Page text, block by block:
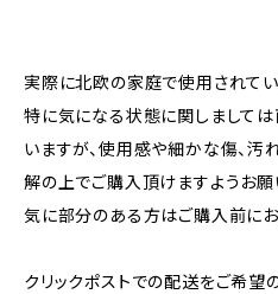
実際に北欧の家庭で使用されて
特に気になる状態に関しまして
いますが、使用感や細かな傷、汚
解の上でご購入頂けますようお願
気に部分のある方はご購入前にお
クリックポストでの配送をご希望